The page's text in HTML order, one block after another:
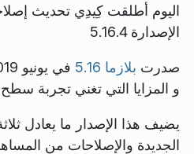
الإصدارة 5.16.4
صدرت بلازما 5.16
و المزايا التي تغني تجربة
يضيف هذا الإصدار ما يعادل
الجديدة والإصلاحات من